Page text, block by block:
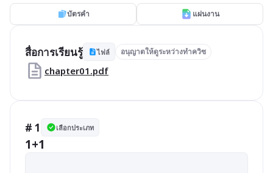
บัตรคำ แผ่นงาน
สื่อการเรียนรู้ ไฟล์ อนุญาตให้ดูระหว่างทำควิซ
chapter01.pdf
# 1 เลือกประเภท
1+1